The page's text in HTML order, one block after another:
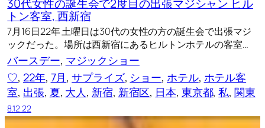
30代女性の誕生会で2度目の出張マジシャン ヒル
トン客室, 西新宿
7月16日22年 土曜日は30代の女性の方の誕生会で出張マジ
ックだった。場所は西新宿にあるヒルトンホテルの客室…
バースデー, マジックショー
♡, 22年, 7月, サプライズ, ショー, ホテル, ホテル客
室, 出張, 夏, 大人, 新宿, 新宿区, 日本, 東京都, 私, 関東
8.12.22